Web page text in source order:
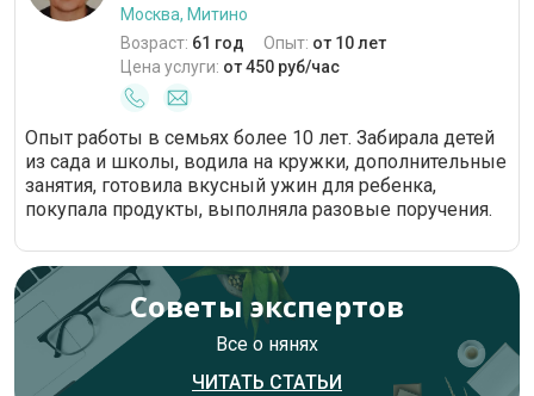
Москва, Митино
Возраст: 61 год Опыт: от 10 лет
Цена услуги: от 450 руб/час
Опыт работы в семьях более 10 лет. Забирала детей
из сада и школы, водила на кружки, дополнительные
занятия, готовила вкусный ужин для ребенка,
покупала продукты, выполняла разовые поручения.
Советы экспертов
Все о нянях
ЧИТАТЬ СТАТЬИ